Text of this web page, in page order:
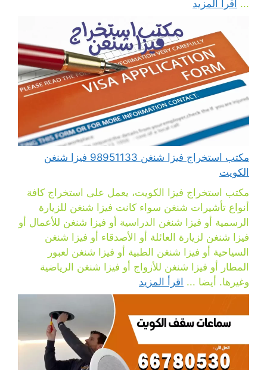
... اقرأ المزيد
مكتب استخراج فيزا شنغن 98951133 فيزا شنغن
الكويت
مكتب استخراج فيزا الكويت، يعمل على استخراج كافة
أنواع تأشيرات شنغن سواء كانت فيزا شنغن للزيارة
الرسمية أو فيزا شنغن الدراسية أو فيزا شنغن للأعمال أو
فيزا شنغن لزيارة العائلة أو الأصدقاء أو فيزا شنغن
السياحية أو فيزا شنغن الطبية أو فيزا شنغن لعبور
المطار أو فيزا شنغن للأزواج أو فيزا شنغن الرياضية
وغيرها. أيضا ... اقرأ المزيد